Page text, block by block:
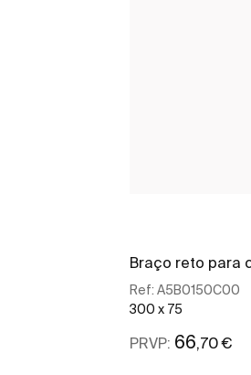
Braço reto para
Ref: A5B0150C00
300 x 75
PRVP: 66 ,70 €